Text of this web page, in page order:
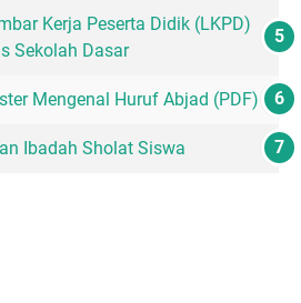
Kerja Peserta Didik (LKPD)
Sekolah Dasar
Mengenal Huruf Abjad (PDF)
Ibadah Sholat Siswa